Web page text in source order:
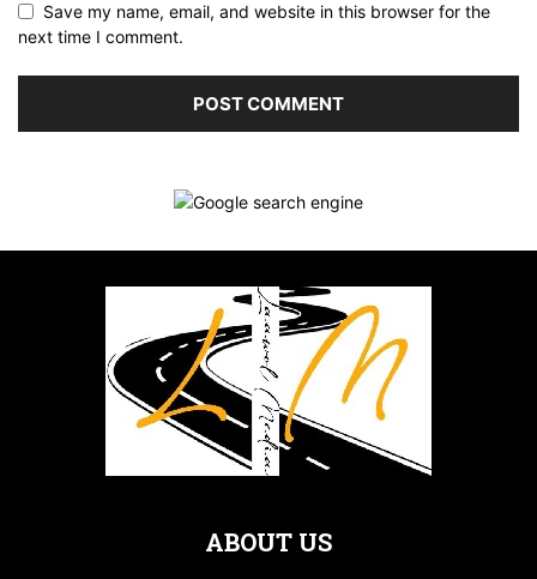
Save my name, email, and website in this browser for the
next time I comment.
ABOUT US